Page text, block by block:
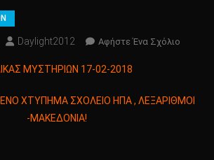
Daylight2012 Αφήστε Ένα ΣχόλιοΓια
17-
ΜΥΣΤΗΡΙΩΝ 17-02-2018
ΧΤΥΠΗΜΑ ΣΧΟΛΕΙΟ ΗΠΑ , ΛΕΞΑΡΙΘΜΟΙ
-ΜΑΚΕΔΟΝΙΑ!